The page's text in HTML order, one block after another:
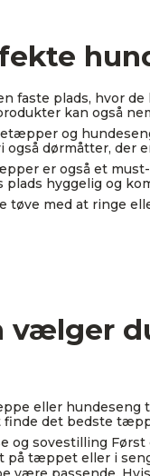
faste plads, hvor
kan også
og
også dørmåtter,
er også et
hyggelig og
tøve med at ringe
vælger
eller hundeseng
det bedste
og sovestilling
på tæppet eller i